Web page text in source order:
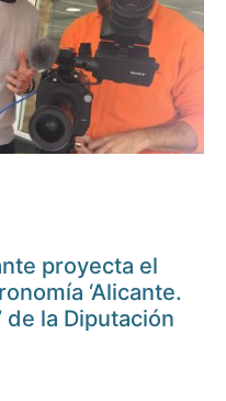
proyecta el
‘Alicante.
de la Diputación